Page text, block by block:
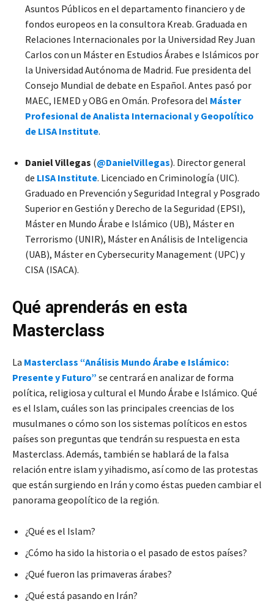
Asuntos Públicos en el departamento financiero y de
fondos europeos en la consultora Kreab. Graduada en
Relaciones Internacionales por la Universidad Rey Juan
Carlos con un Máster en Estudios Árabes e Islámicos por
la Universidad Autónoma de Madrid. Fue presidenta del
Consejo Mundial de debate en Español. Antes pasó por
MAEC, IEMED y OBG en Omán. Profesora del Máster
Profesional de Analista Internacional y Geopolítico
de LISA Institute.
Daniel Villegas (@DanielVillegas). Director general
de LISA Institute. Licenciado en Criminología (UIC).
Graduado en Prevención y Seguridad Integral y Posgrado
Superior en Gestión y Derecho de la Seguridad (EPSI),
Máster en Mundo Árabe e Islámico (UB), Máster en
Terrorismo (UNIR), Máster en Análisis de Inteligencia
(UAB), Máster en Cybersecurity Management (UPC) y
CISA (ISACA).
Qué aprenderás en esta
Masterclass
La Masterclass “Análisis Mundo Árabe e Islámico:
Presente y Futuro” se centrará en analizar de forma
política, religiosa y cultural el Mundo Árabe e Islámico. Qué
es el Islam, cuáles son las principales creencias de los
musulmanes o cómo son los sistemas políticos en estos
países son preguntas que tendrán su respuesta en esta
Masterclass. Además, también se hablará de la falsa
relación entre islam y yihadismo, así como de las protestas
que están surgiendo en Irán y como éstas pueden cambiar el
panorama geopolítico de la región.
¿Qué es el Islam?
¿Cómo ha sido la historia o el pasado de estos países?
¿Qué fueron las primaveras árabes?
¿Qué está pasando en Irán?